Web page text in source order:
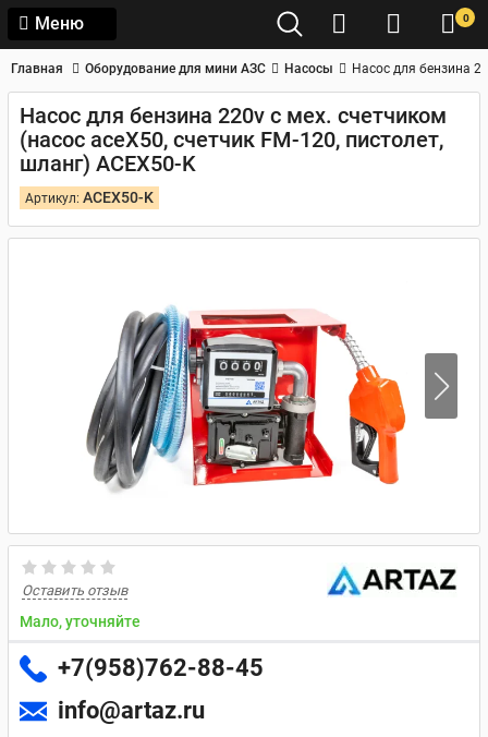
Меню 0
Главная Оборудование для мини АЗС Насосы Насос для бензина
Насос для бензина 220v с мех. счетчиком
(насос aceX50, счетчик FM-120, пистолет,
шланг) ACEX50-K
Артикул: ACEX50-K
Оставить отзыв
Мало, уточняйте
+7(958)762-88-45
info@artaz.ru